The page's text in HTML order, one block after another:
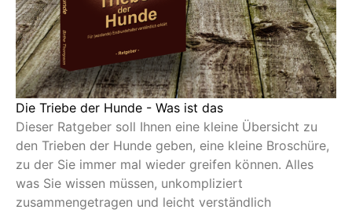
Die Triebe der Hunde - Was ist das
Dieser Ratgeber soll Ihnen eine kleine Übersicht zu
den Trieben der Hunde geben, eine kleine Broschüre,
zu der Sie immer mal wieder greifen können. Alles
was Sie wissen müssen, unkompliziert
zusammengetragen und leicht verständlich